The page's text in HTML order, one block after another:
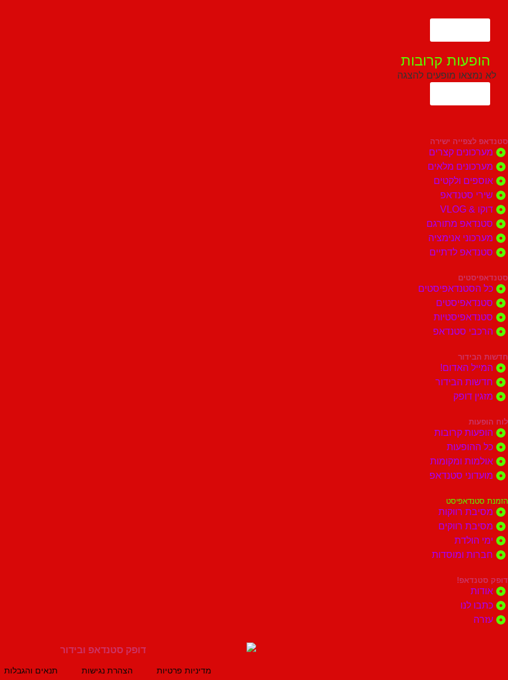
הופעות קרובות
לא נמצאו מופעים להצגה
סטנדאפ לצפייה ישירה
מערכונים קצרים
מערכונים מלאים
אוספים ולקטים
שירי סטנדאפ
דוקו & VLOG
סטנדאפ מתורגם
מערכוני אנימציה
סטנדאפ לדתיים
סטנדאפיסטים
כל הסטנדאפיסטים
סטנדאפיסטים
סטנדאפיסטיות
הרכבי סטנדאפ
חדשות הבידור
המייל האדום!
חדשות הבידור
מזגין דופק
לוח הופעות
הופעות קרובות
כל ההופעות
אולמות ומקומות
מועדוני סטנדאפ
הזמנת סטנדאפיסט
מסיבת רווקות
מסיבת רווקים
ימי הולדת
חברות ומוסדות
דופק סטנדאפ!
אודות
כתבו לנו
עזרה
מדיניות פרטיות הצהרת נגישות תנאים והגבלות